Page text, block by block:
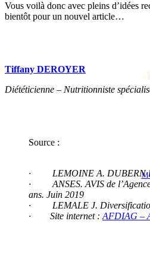
Vous voilà donc avec pleins d’idées
bientôt pour un nouvel article…
Tiffany DEROYER
Diététicienne – Nutritionniste
Source :
· LEMOINE A. DUBERN B.
· ANSES. AVIS de l’Agence
ans. Juin 2019
· LEMALE J. Diversification
· Site internet :AFDIAG –